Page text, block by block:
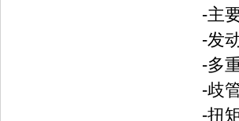
-主
-发
-多
-歧
-扭